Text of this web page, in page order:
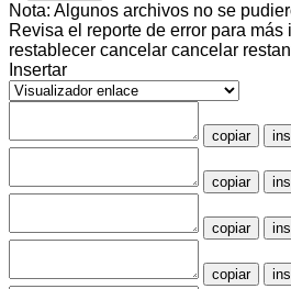
Nota: Algunos archivos no se
Revisa el reporte de error para más
restablecer cancelar cancelar
Insertar
copiar
copiar
copiar
copiar